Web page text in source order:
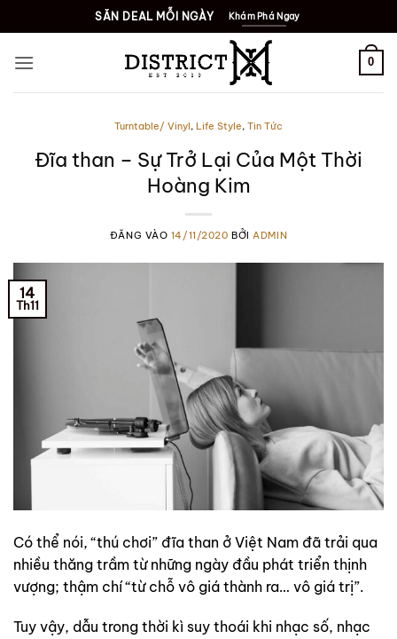
qua
nội
SĂN DEAL MỖI NGÀY Khám Phá Ngay
0
Turntable/ Vinyl, Life Style, Tin Tức
Đĩa than – Sự Trở Lại Của Một Thời
Hoàng Kim
ĐĂNG VÀO 14/11/2020 BỞI ADMIN
14
Th11
Có thể nói, “thú chơi” đĩa than ở Việt Nam đã trải qua
nhiều thăng trầm từ những ngày đầu phát triển thịnh
vượng; thậm chí “từ chỗ vô giá thành ra… vô giá trị”.
Tuy vậy, dẫu trong thời kì suy thoái khi nhạc số, nhạc